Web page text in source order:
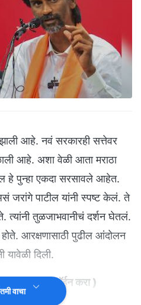
आहे. नवं सरकारही सत्तेवर
आहे. अशा वेळी आता मराठा
हे पुन्हा एकदा सरसावले आहेत.
जरांगे पाटील यांनी स्पष्ट केलं. ते
त्यांनी तुळजाभवानीचं दर्शन घेतलं.
होते. आरक्षणासाठी पुढील आंदोलन
यावेळी दिली.
चॅनल जॉईन करा)
वाचा